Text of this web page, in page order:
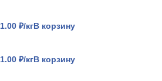
1.00 ₽/кгВ корзину
1.00 ₽/кгВ корзину